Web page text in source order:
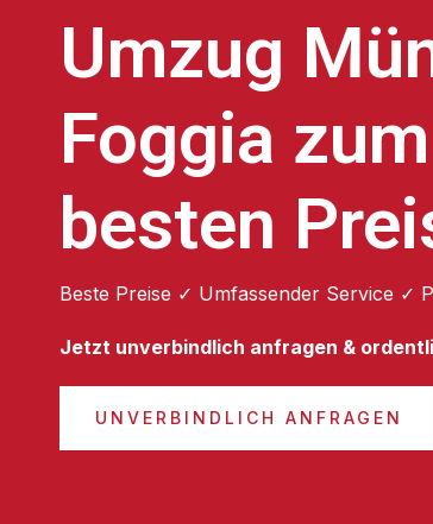
Umzug
Foggia zum
besten
Beste Preise ✓ Umfassender Service ✓
Jetzt unverbindlich anfragen &
UNVERBINDLICH ANFRAGEN